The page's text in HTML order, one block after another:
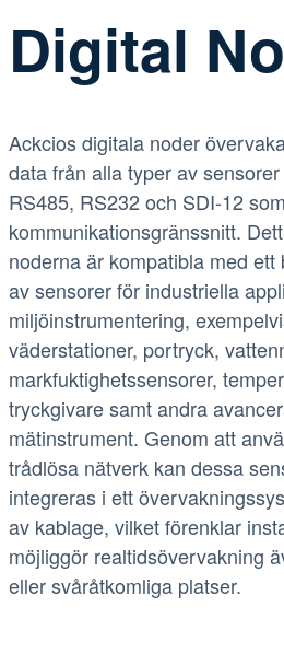
Digital
Ackcios digitala noder
data från alla typer av
RS485, RS232 och SDI-12 som
kommunikationsgränssnitt.
noderna är kompatibla med ett
av sensorer för industriella
miljöinstrumentering,
väderstationer, portryck,
markfuktighetssensorer,
tryckgivare samt andra
mätinstrument. Genom att
trådlösa nätverk kan dessa
integreras i ett
av kablage, vilket förenklar
möjliggör realtidsövervakning
eller svåråtkomliga platser.